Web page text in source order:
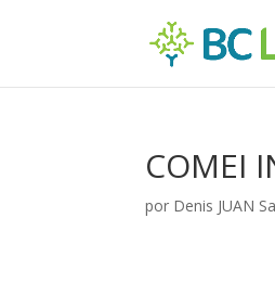
COMEI
por Denis JUAN